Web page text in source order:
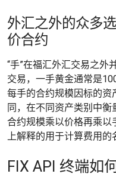
外汇之外的众多
价合约
“手”在福汇外汇交易之外
交易，一手黄金通常是
每手的合约规模因标的
同，在不同资产类别中
合约规模乘以价格再乘以
上解释的用于计算费用的
FIX API 终端如